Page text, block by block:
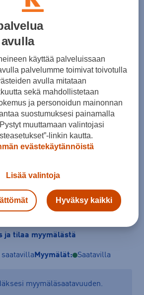
€
€
40
Lisää ostoskoriin
ja tilaa myymälästä
saatavilla Myymälät: Saatavilla
myymäläsaatavuuden.
käyttää palveluissaan
palvelumme toimivat toivotulla
avulla mitataan
sekä mahdollistetaan
ja personoidun mainonnan
suostumuksesi painamalla
muuttamaan valintojasi
linkin kautta.
evästekäytännöistä
Lisää valintoja
Hyväksy kaikki